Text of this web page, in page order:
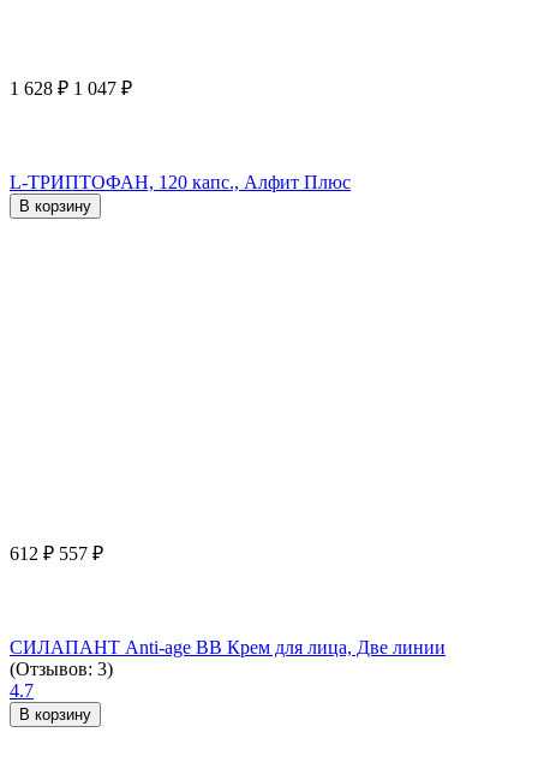
1 628 ₽ 1 047 ₽
L-ТРИПТОФАН, 120 капс., Алфит Плюс
В корзину
612 ₽ 557 ₽
СИЛАПАНТ Anti-age ВВ Крем для лица, Две линии
(Отзывов: 3)
4.7
В корзину